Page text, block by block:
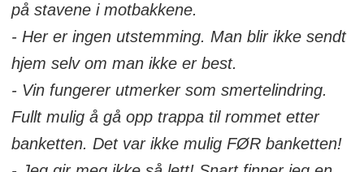
på stavene i motbakkene.
- Her er ingen utstemming. Man blir ikke sendt
hjem selv om man ikke er best.
- Vin fungerer utmerker som smertelindring.
Fullt mulig å gå opp trappa til rommet etter
banketten. Det var ikke mulig FØR banketten!